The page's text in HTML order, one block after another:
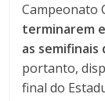
Campeonato
terminarem
as semifinais
portanto,
final do